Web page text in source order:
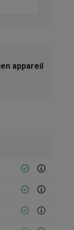
appareil